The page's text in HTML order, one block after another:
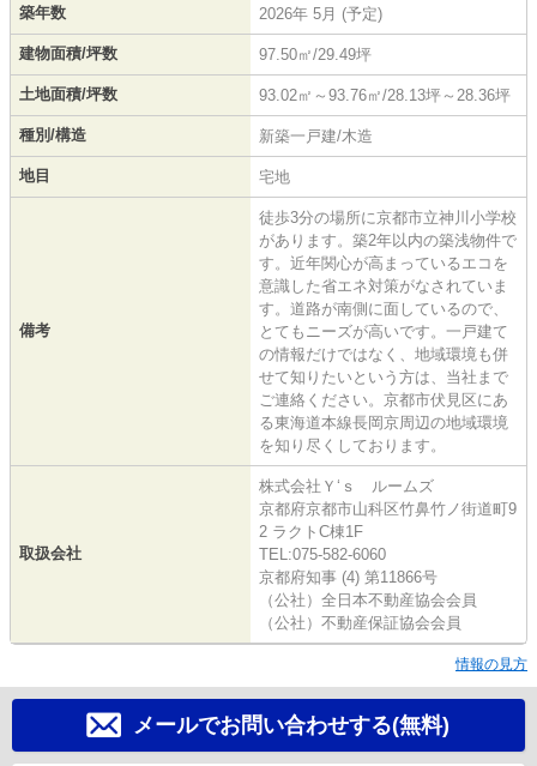
築年数 2026年 5月 (予定)
建物面積/坪数 97.50㎡/29.49坪
土地面積/坪数 93.02㎡～93.76㎡/28.13坪～28.36坪
種別/構造 新築一戸建/木造
地目 宅地
備考
徒歩3分の場所に京都市立神川小学校
があります。築2年以内の築浅物件で
す。近年関心が高まっているエコを
意識した省エネ対策がなされていま
す。道路が南側に面しているので、
とてもニーズが高いです。一戸建て
の情報だけではなく、地域環境も併
せて知りたいという方は、当社まで
ご連絡ください。京都市伏見区にあ
る東海道本線長岡京周辺の地域環境
を知り尽くしております。
取扱会社
株式会社Ｙ‘ｓ ルームズ
京都府京都市山科区竹鼻竹ノ街道町9
2 ラクトC棟1F
TEL:075-582-6060
京都府知事 (4) 第11866号
（公社）全日本不動産協会会員
（公社）不動産保証協会会員
情報の見方
メールでお問い合わせする(無料)